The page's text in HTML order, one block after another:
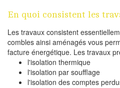
En quoi consistent les
Les travaux consistent
combles ainsi aménagés vous
facture énergétique. Les travaux
l'isolation thermique
l'isolation par soufflage
l'isolation des comptes